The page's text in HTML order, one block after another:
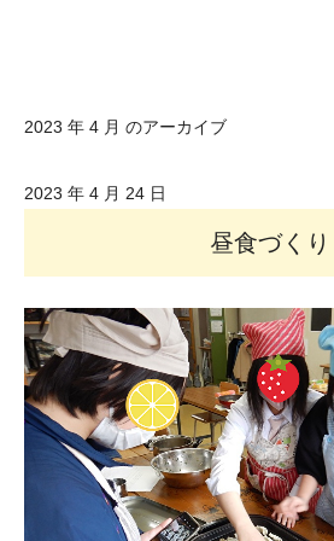
2023 年 4 月 のアーカイブ
2023 年 4 月 24 日
昼食づくり